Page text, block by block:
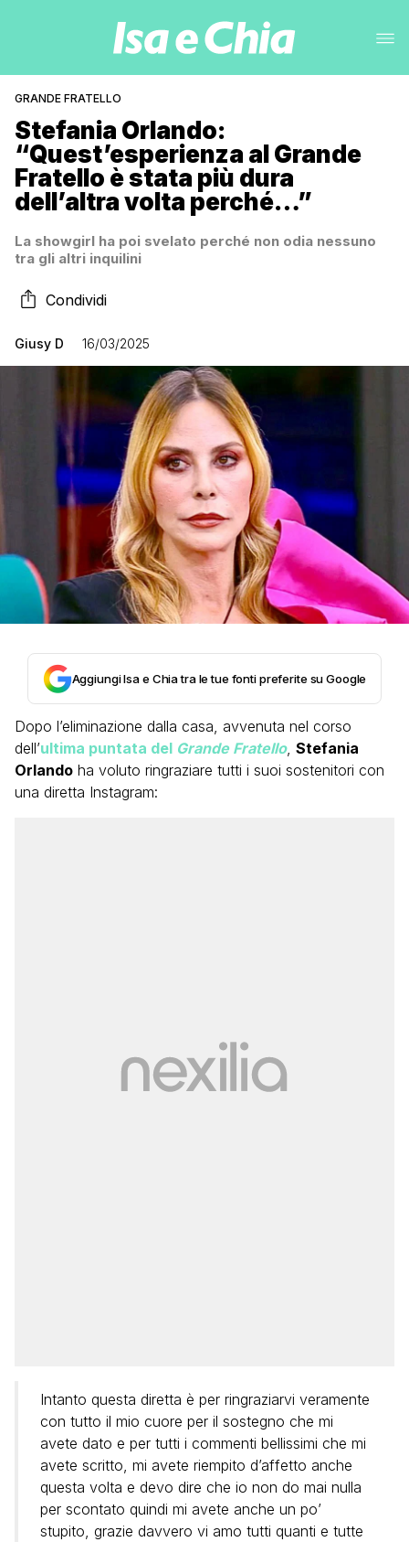
GRANDE FRATELLO
Stefania Orlando:
“Quest’esperienza al Grande
Fratello è stata più dura
dell’altra volta perché…”
La showgirl ha poi svelato perché non odia nessuno
tra gli altri inquilini
Condividi
Giusy D 16/03/2025
Aggiungi Isa e Chia tra le tue fonti preferite su Google
Dopo l’eliminazione dalla casa, avvenuta nel corso
dell’ultima puntata del Grande Fratello, Stefania
Orlando ha voluto ringraziare tutti i suoi sostenitori con
una diretta Instagram:
Intanto questa diretta è per ringraziarvi veramente
con tutto il mio cuore per il sostegno che mi
avete dato e per tutti i commenti bellissimi che mi
avete scritto, mi avete riempito d’affetto anche
questa volta e devo dire che io non do mai nulla
per scontato quindi mi avete anche un po’
stupito, grazie davvero vi amo tutti quanti e tutte